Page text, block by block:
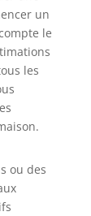
un
le
les
ou des